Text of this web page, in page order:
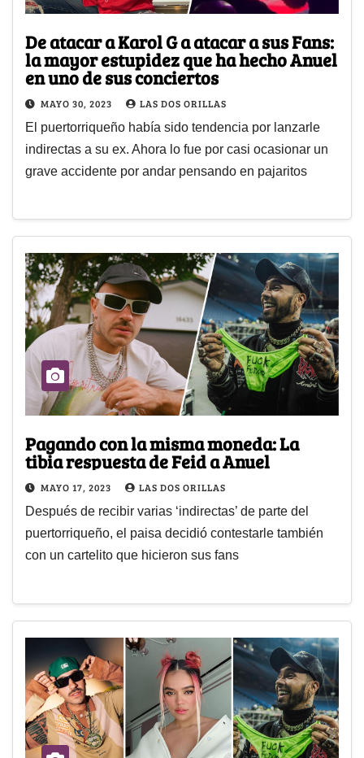
De atacar a Karol G a atacar a sus Fans:
la mayor estupidez que ha hecho Anuel
en uno de sus conciertos
MAYO 30, 2023 LAS DOS ORILLAS
El puertorriqueño había sido tendencia por lanzarle
indirectas a su ex. Ahora lo fue por casi ocasionar un
grave accidente por andar pensando en pajaritos
Pagando con la misma moneda: La
tibia respuesta de Feid a Anuel
MAYO 17, 2023 LAS DOS ORILLAS
Después de recibir varias ‘indirectas’ de parte del
puertorriqueño, el paisa decidió contestarle también
con un cartelito que hicieron sus fans